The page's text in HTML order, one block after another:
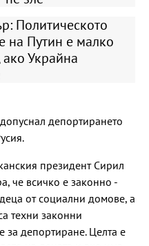
Политическото
на Путин е малко
ако Украйна
депортирането
президент Сирил
че всичко е законно -
от социални домове, а
техни законни
за депортиране. Целта е